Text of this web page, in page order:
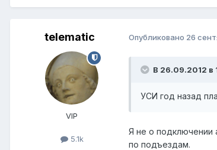
telematic
VIP
5.1k
Опубликовано 26
В 26.09.2012 в
УСИ год назад
Я не о подключении
по подъездам.